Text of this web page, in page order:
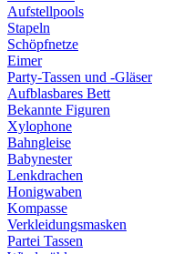
Aufstellpools
Stapeln
Schöpfnetze
Eimer
Party-Tassen und -Gläser
Aufblasbares Bett
Bekannte Figuren
Xylophone
Bahngleise
Babynester
Lenkdrachen
Honigwaben
Kompasse
Verkleidungsmasken
Partei Tassen